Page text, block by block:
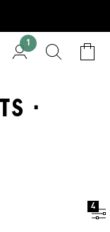
1
·
4